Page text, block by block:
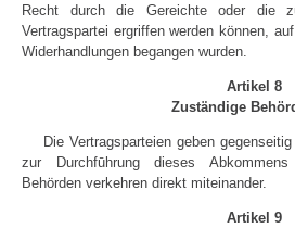
Recht durch die Gereichte oder die
Vertragspartei ergriffen werden können,
Widerhandlungen begangen wurden.
Artikel 8
Zuständige
Die Vertragsparteien geben
zur Durchfūhrung dieses
Behörden verkehren direkt miteinander.
Artikel 9